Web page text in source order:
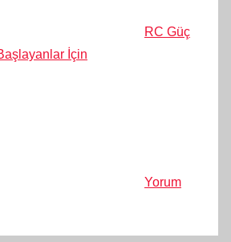
RC Güç
İçin
Yorum